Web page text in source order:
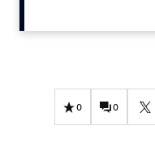
Effectiviteit
Gedragsverandering
0 0